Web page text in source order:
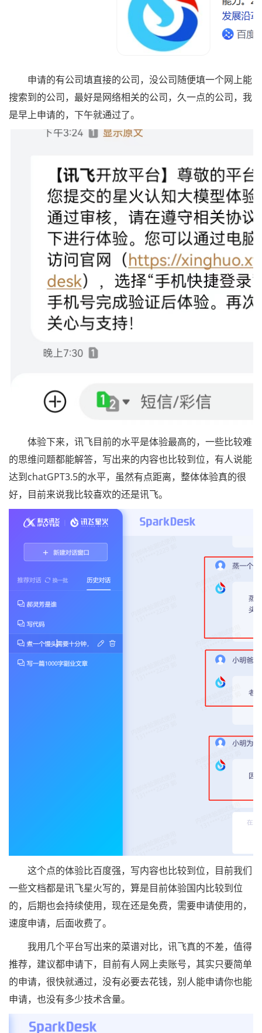
申请的有公司填直接的公司，没公司随便填一个网上能
搜索到的公司，最好是网络相关的公司，久一点的公司，我
是早上申请的，下午就通过了。
体验下来，讯飞目前的水平是体验最高的，一些比较难
的思维问题都能解答，写出来的内容也比较到位，有人说能
达到chatGPT3.5的水平，虽然有点距离，整体体验真的很
好，目前来说我比较喜欢的还是讯飞。
这个点的体验比百度强，写内容也比较到位，目前我们
一些文档都是讯飞星火写的，算是目前体验国内比较到位
的，后期也会持续使用，现在还是免费，需要申请使用的，
速度申请，后面收费了。
我用几个平台写出来的菜谱对比，讯飞真的不差，值得
推荐，建议都申请下，目前有人网上卖账号，其实只要简单
的申请，很快就通过，没有必要去花钱，别人能申请你也能
申请，也没有多少技术含量。